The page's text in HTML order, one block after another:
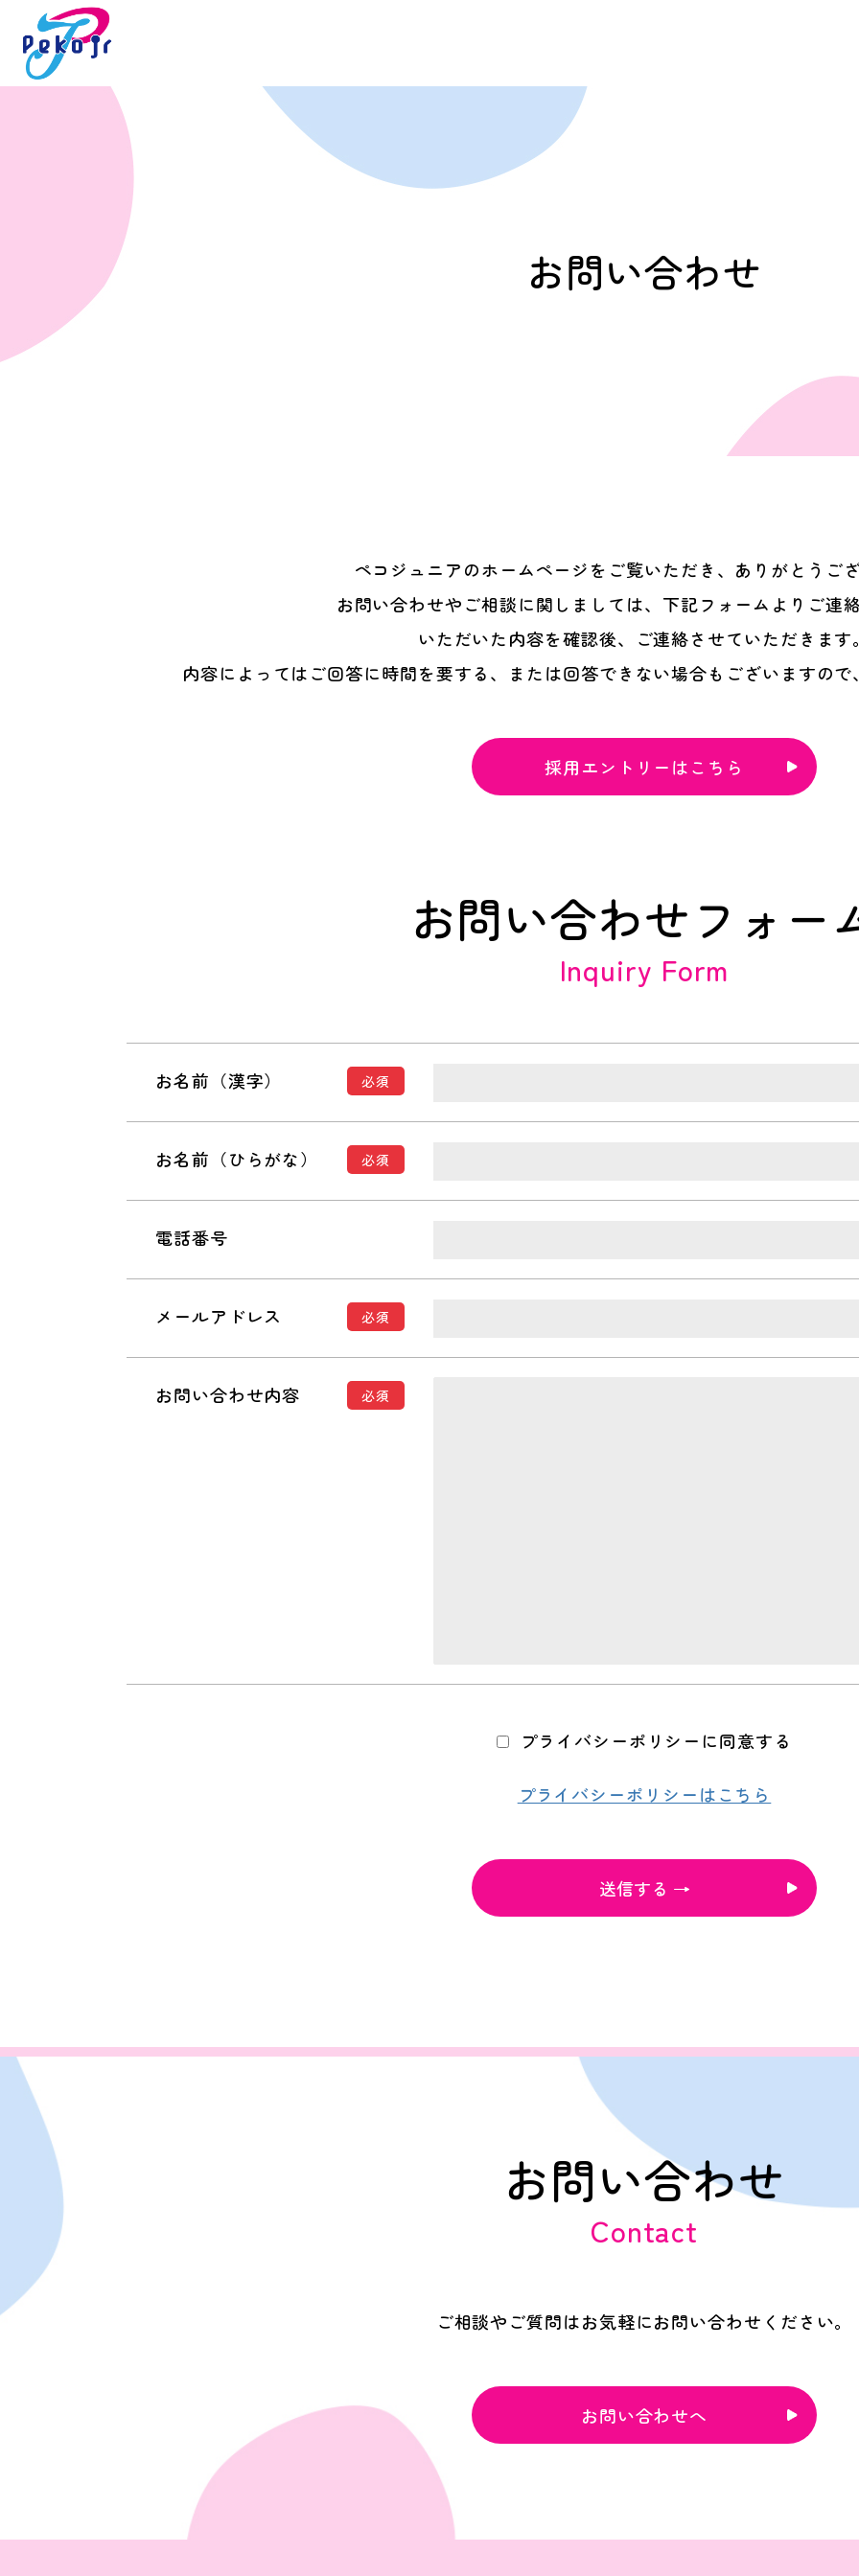
お問い合わせ
ペコジュニアのホームページをご覧いただき、ありがとうご
お問い合わせやご相談に関しましては、下記フォームよりご連
いただいた内容を確認後、ご連絡させていただきます
内容によってはご回答に時間を要する、または回答できない場合もございますの
採用エントリーはこちら
お問い合わせフォー
Inquiry Form
お名前（漢字） 必須
お名前（ひらがな） 必須
電話番号
メールアドレス 必須
お問い合わせ内容 必須
プライバシーポリシーに同意する
プライバシーポリシーはこちら
お問い合わせ
Contact
ご相談やご質問はお気軽にお問い合わせください。
お問い合わせへ